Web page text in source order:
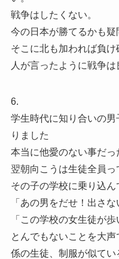
戦争はしたくない。
今の日本が勝てるかも疑
そこに北も加われば負
人が言ったように戦争は
6.
学生時代に知り合いの
りました
本当に他愛のない事だっ
翌朝向こうは生徒全員
その子の学校に乗り込ん
「あの男をだせ！出さ
「この学校の女生徒が
とんでもないことを大
係の生徒、制服が似て